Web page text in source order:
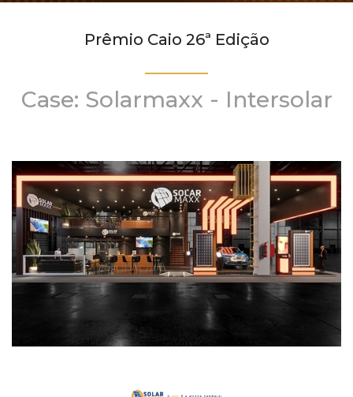
Prêmio Caio 26ª Edição
Case: Solarmaxx - Intersolar